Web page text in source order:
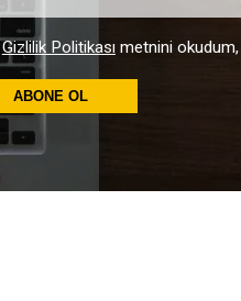
Gizlilik Politikasımetnini okudum,
ABONE OL